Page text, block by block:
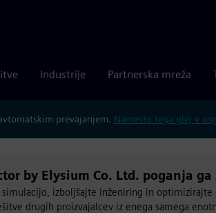
Industrije Partnerska mreža
prevajanjem. Namesto tega glej v
by Elysium Co. Ltd. poganja
simulacijo, izboljšajte inženiring in
drugih proizvajalcev iz enega samega